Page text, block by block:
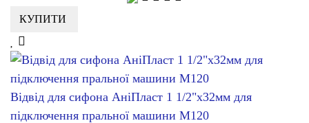
КУПИТИ
Відвід для сифона АніПласт 1 1/2"х32мм для
підключення пральної машини М120